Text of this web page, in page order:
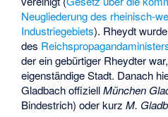
Neugliederung des rheinisch-
Industriegebiets). Rheydt
des
der ein gebürtiger Rheydter
eigenständige Stadt. Danach
Gladbach offiziellMünchen
Bindestrich) oder kurzM.